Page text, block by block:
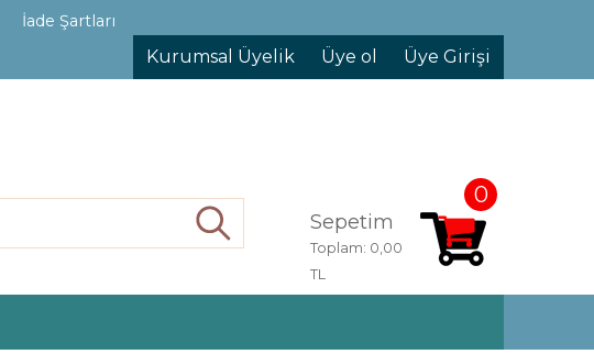
İade Şartları
Kurumsal Üyelik Üye ol Üye Girişi
Sepetim
0
Toplam: 0,00
TL